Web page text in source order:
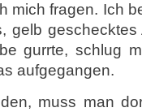
mich fragen. Ich
gelb
gurrte, schlug
aufgegangen.
muss man